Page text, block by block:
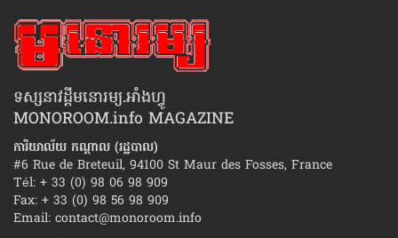
ទស្សនាវដ្ដីមនោរម្យ.អាំងហ្វូ
MONOROOM.info MAGAZINE
ការិយាល័យ កណ្ដាល (រដ្ឋបាល)
#6 Rue de Breteuil, 94100 St Maur des Fosses, France
Tél: + 33 (0) 98 06 98 909
Fax: + 33 (0) 98 56 98 909
Email: contact@monoroom.info